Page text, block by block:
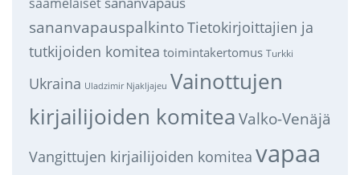
sananvapauspalkintoTietokirjoittajien ja
tutkijoiden komitea toimintakertomus Turkki
Ukraina Uladzimir Njakljajeu Vainottujen
kirjailijoiden komitea Valko-Venäjä
Vangittujen kirjailijoiden komitea vapaa